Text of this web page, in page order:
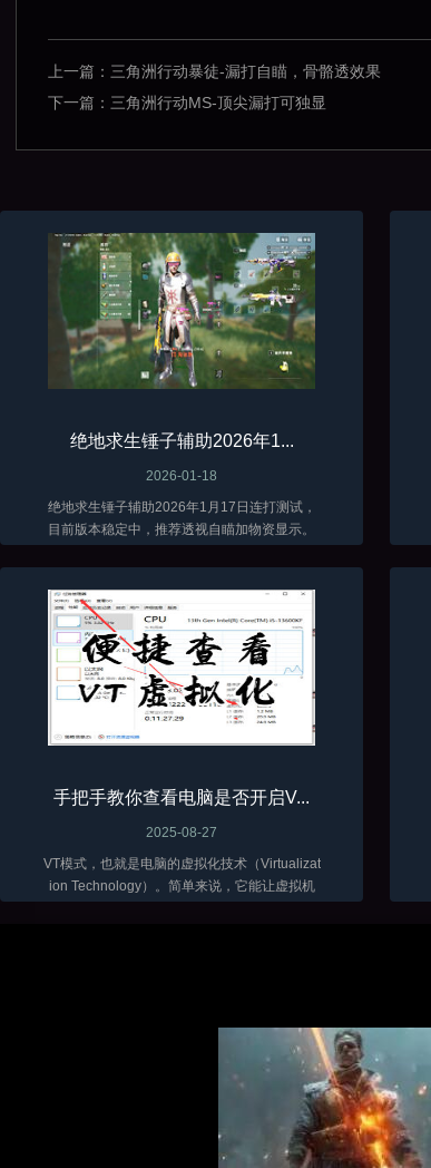
上一篇： 三角洲行动暴徒-漏打自瞄，骨骼透效果
下一篇： 三角洲行动MS-顶尖漏打可独显
绝地求生锤子辅助2026年1...
2026-01-18
绝地求生锤子辅助2026年1月17日连打测试，
目前版本稳定中，推荐透视自瞄加物资显示。
手把手教你查看电脑是否开启V...
2025-08-27
VT模式，也就是电脑的虚拟化技术（Virtualizat
ion Technology）。简单来说，它能让虚拟机